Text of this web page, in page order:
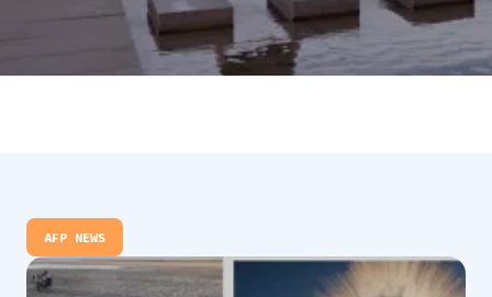
AFP NEWS